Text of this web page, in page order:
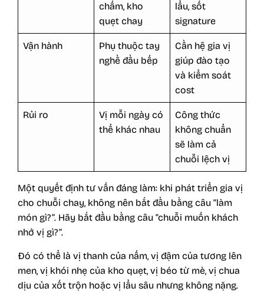
chấm, kho
quẹt chay
lẩu, sốt
signature
Vận hành
Phụ thuộc tay
nghề đầu bếp
Cần hệ gia vị
giúp đào tạo
và kiểm soát
cost
Rủi ro
Vị mỗi ngày có
thể khác nhau
Công thức
không chuẩn
sẽ làm cả
chuỗi lệch vị
Một quyết định tư vấn đáng làm: khi phát triển gia vị
cho chuỗi chay, không nên bắt đầu bằng câu “làm
món gì?”. Hãy bắt đầu bằng câu “chuỗi muốn khách
nhớ vị gì?”.
Đó có thể là vị thanh của nấm, vị đậm của tương lên
men, vị khói nhẹ của kho quẹt, vị béo từ mè, vị chua
dịu của xốt trộn hoặc vị lẩu sâu nhưng không nặng.